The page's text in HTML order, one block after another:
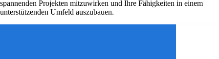
spannenden Projekten mitzuwirken und Ihre Fähigkeiten in einem
unterstützenden Umfeld auszubauen.